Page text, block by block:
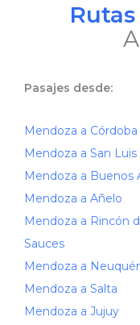
Pasajes desde:
Mendoza a Córdoba
Mendoza a San Luis
Mendoza a Buenos
Mendoza a Añelo
Mendoza a Rincón
Sauces
Mendoza a
Mendoza a Salta
Mendoza a Jujuy